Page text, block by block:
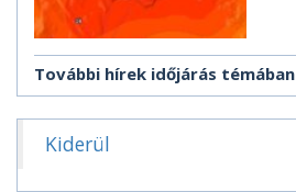
További hírek időjárás témában
Kiderül